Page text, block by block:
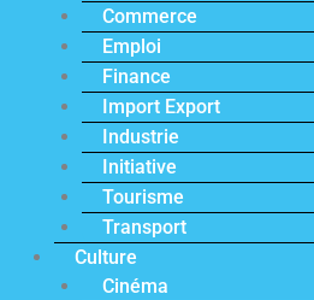
Commerce
Emploi
Finance
Import Export
Industrie
Initiative
Tourisme
Transport
Culture
Cinéma